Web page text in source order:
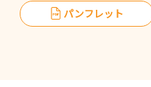
パンフレット